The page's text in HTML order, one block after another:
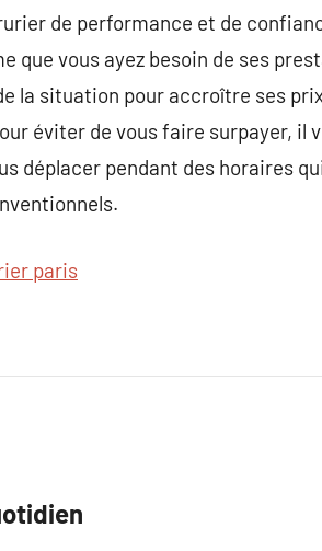
de performance et de
que vous ayez besoin de ses
la situation pour accroître ses
éviter de vous faire surpayer, il
déplacer pendant des horaires
paris